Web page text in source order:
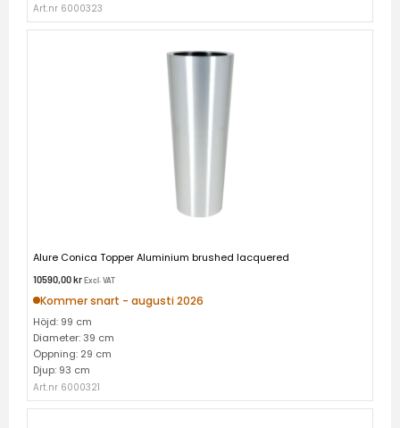
Art.nr 6000323
Alure Conica Topper Aluminium brushed lacquered
10590,00krExcl. VAT
Kommer snart - augusti 2026
Höjd: 99 cm
Diameter: 39 cm
Öppning: 29 cm
Djup: 93 cm
Art.nr 6000321